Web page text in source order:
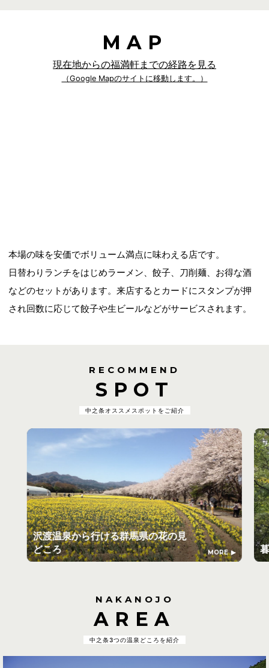
MAP
現在地からの福満軒までの経路を見る
（Google Mapのサイトに移動します。）
本場の味を安価でボリューム満点に味わえる店です。
日替わりランチをはじめラーメン、餃子、刀削麺、お得な酒
などのセットがあります。来店するとカードにスタンプが押
され回数に応じて餃子や生ビールなどがサービスされます。
RECOMMEND
SPOT
中之条オススメスポットをご紹介
沢渡温泉から行ける群馬県の花の見
どころ
MORE
NAKANOJO
AREA
中之条3つの温泉どころを紹介